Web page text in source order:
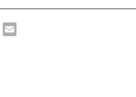
Email